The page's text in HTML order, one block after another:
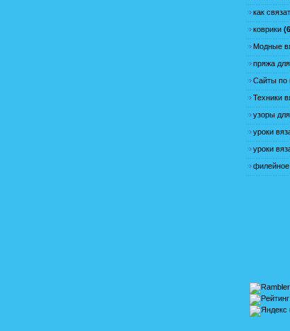
как
коврики
Модные
пряжа
Сайты по
Техники
узоры
уроки
уроки
филейное